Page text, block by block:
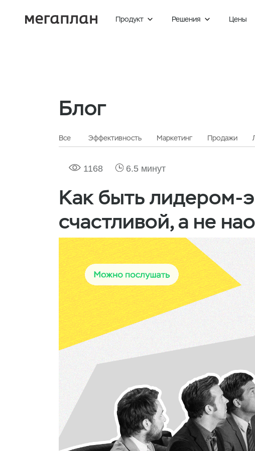
Продукт  Решения  Цены
Блог
Все Эффективность Маркетинг Продажи
1168 6.5 минут
Как быть лидером-
счастливой, а не